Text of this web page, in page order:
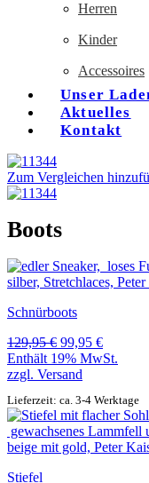
Herren
Kinder
Accessoires
Unser
Aktuelles
Kontakt
Zum Vergleichen
Boots
Schnürboots
129,95€ Ursprünglicher
Preis
war:
99,95 €Aktueller
Preis
Enthält 19% MwSt.
zzgl. Versand
Lieferzeit: ca. 3-4 Werktage
Stiefel